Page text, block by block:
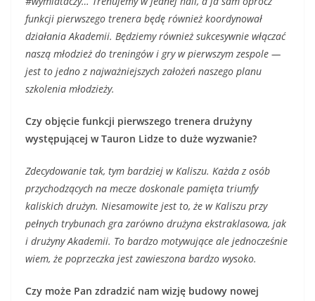
funkcji pierwszego trenera będę również koordynował
działania Akademii. Będziemy również sukcesywnie włączać
naszą młodzież do treningów i gry w pierwszym zespole —
jest to jedno z najważniejszych założeń naszego planu
szkolenia młodzieży.
Czy objęcie funkcji pierwszego trenera drużyny
występującej w Tauron Lidze to duże wyzwanie?
Zdecydowanie tak, tym bardziej w Kaliszu. Każda z osób
przychodzących na mecze doskonale pamięta triumfy
kaliskich drużyn. Niesamowite jest to, że w Kaliszu przy
pełnych trybunach gra zarówno drużyna ekstraklasowa, jak
i drużyny Akademii. To bardzo motywujące ale jednocześnie
wiem, że poprzeczka jest zawieszona bardzo wysoko.
Czy może Pan zdradzić nam wizję budowy nowej